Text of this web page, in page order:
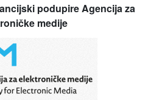
podupire Agencija za
medije